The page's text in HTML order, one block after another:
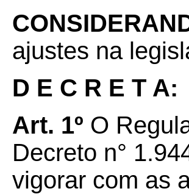
ajustes na
D E C R E T A:
Art. 1º O
Decreto n°
vigorar com as